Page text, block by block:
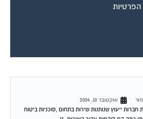
ייעוץ שנותנות שירות בתחום ,סוכניות ביטוח
כמה הם לוקחות עבור השירות ,זו...